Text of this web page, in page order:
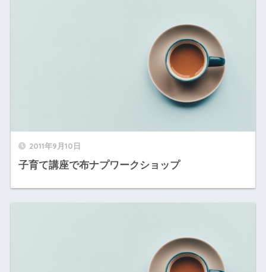
2011年9月10日
子育て講座で布ナプワークショップ